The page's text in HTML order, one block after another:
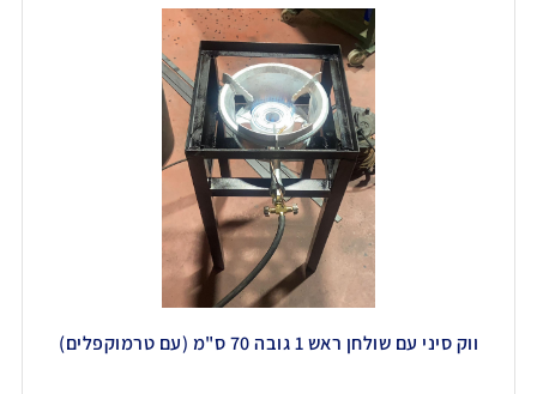
ווק סיני עם שולחן ראש 1 גובה 70 ס"מ (עם טרמוקפלים)